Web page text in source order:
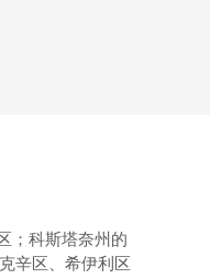
；科斯塔奈州的
辛区、希伊利区